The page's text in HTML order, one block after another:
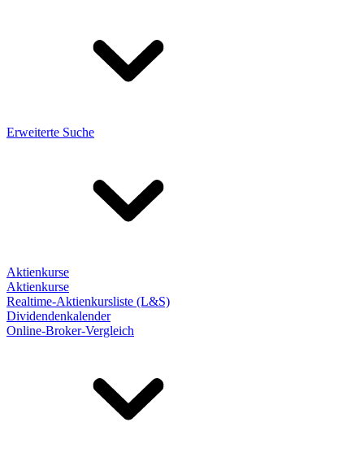
Erweiterte Suche
Aktienkurse
Aktienkurse
Realtime-Aktienkursliste (L&S)
Dividendenkalender
Online-Broker-Vergleich